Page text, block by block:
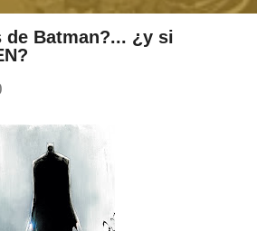
de Batman?... ¿y si